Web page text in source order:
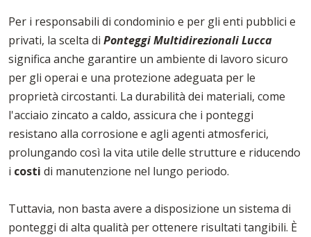
Per i responsabili di condominio e per gli enti pubblici e
privati, la scelta di Ponteggi Multidirezionali Lucca
significa anche garantire un ambiente di lavoro sicuro
per gli operai e una protezione adeguata per le
proprietà circostanti. La durabilità dei materiali, come
l'acciaio zincato a caldo, assicura che i ponteggi
resistano alla corrosione e agli agenti atmosferici,
prolungando così la vita utile delle strutture e riducendo
i costi di manutenzione nel lungo periodo.
Tuttavia, non basta avere a disposizione un sistema di
ponteggi di alta qualità per ottenere risultati tangibili. È